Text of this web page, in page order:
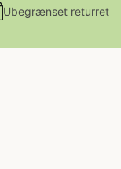
Ubegrænset returret